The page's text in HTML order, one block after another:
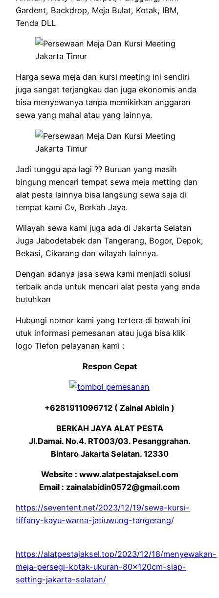
Gardent, Backdrop, Meja Bulat, Kotak, IBM,
Tenda DLL
Harga sewa meja dan kursi meeting ini sendiri
juga sangat terjangkau dan juga ekonomis anda
bisa menyewanya tanpa memikirkan anggaran
sewa yang mahal atau yang lainnya.
Jadi tunggu apa lagi ?? Buruan yang masih
bingung mencari tempat sewa meja metting dan
alat pesta lainnya bisa langsung sewa saja di
tempat kami Cv, Berkah Jaya.
Wilayah sewa kami juga ada di Jakarta Selatan
Juga Jabodetabek dan Tangerang, Bogor, Depok,
Bekasi, Cikarang dan wilayah lainnya.
Dengan adanya jasa sewa kami menjadi solusi
terbaik anda untuk mencari alat pesta yang anda
butuhkan
Hubungi nomor kami yang tertera di bawah ini
utuk informasi pemesanan atau juga bisa klik
logo Tlefon pelayanan kami :
Respon Cepat
+6281911096712 ( Zainal Abidin )
BERKAH JAYA ALAT PESTA
Jl.Damai. No.4. RT003/03. Pesanggrahan.
Bintaro Jakarta Selatan. 12330
Website : www.alatpestajaksel.com
Email : zainalabidin0572@gmail.com
https://seventent.net/2023/12/19/sewa-kursi-
tiffany-kayu-warna-jatiuwung-tangerang/
https://alatpestajaksel.top/2023/12/18/menyewakan-
meja-persegi-kotak-ukuran-80x120cm-siap-
setting-jakarta-selatan/